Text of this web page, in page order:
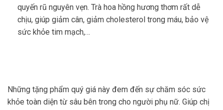
quyến rũ nguyên vẹn. Trà hoa hồng hương thơm rất dễ
chịu, giúp giảm cân, giảm cholesterol trong máu, bảo vệ
sức khỏe tim mạch,…
Những tặng phẩm quý giá này đem đến sự chăm sóc sức
khỏe toàn diện từ sâu bên trong cho người phụ nữ. Giúp chị